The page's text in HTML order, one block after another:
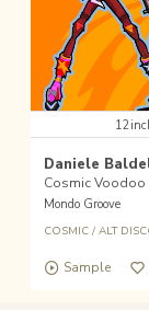
Cosmic Voodoo
Mondo Groove
COSMIC/ ALT
Sample